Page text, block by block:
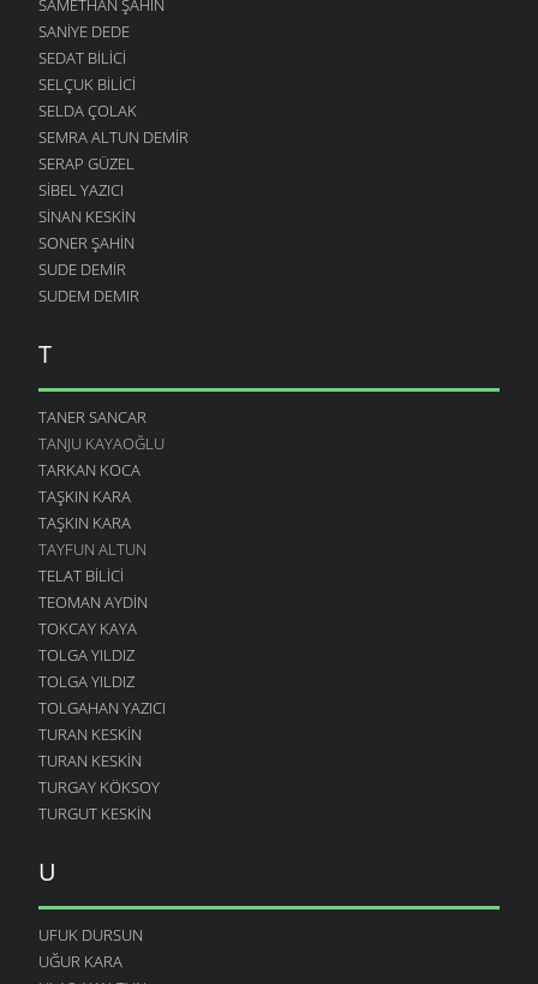
SANIYE DEDE
SEDAT BILICI
SELÇUK BILICI
SELDA ÇOLAK
SEMRA ALTUN DEMIR
SERAP GÜZEL
SIBEL YAZICI
SINAN KESKIN
SONER ŞAHIN
SUDE DEMIR
SUDEM DEMIR
T
TANER SANCAR
TANJU KAYAOĞLU
TARKAN KOCA
TAŞKIN KARA
TAŞKIN KARA
TAYFUN ALTUN
TELAT BILICI
TEOMAN AYDIN
TOKCAY KAYA
TOLGA YILDIZ
TOLGA YILDIZ
TOLGAHAN YAZICI
TURAN KESKIN
TURAN KESKIN
TURGAY KÖKSOY
TURGUT KESKIN
U
UFUK DURSUN
UĞUR KARA